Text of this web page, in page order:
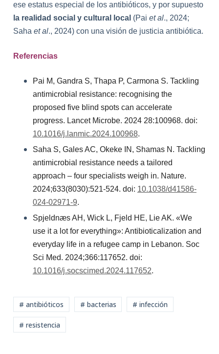
ese estatus especial de los antibióticos, y por supuesto
la realidad social y cultural local (Pai et al., 2024;
Saha et al., 2024) con una visión de justicia antibiótica.
Referencias
Pai M, Gandra S, Thapa P, Carmona S. Tackling
antimicrobial resistance: recognising the
proposed five blind spots can accelerate
progress. Lancet Microbe. 2024 28:100968. doi:
10.1016/j.lanmic.2024.100968.
Saha S, Gales AC, Okeke IN, Shamas N. Tackling
antimicrobial resistance needs a tailored
approach – four specialists weigh in. Nature.
2024;633(8030):521-524. doi: 10.1038/d41586-
024-02971-9.
Spjeldnæs AH, Wick L, Fjeld HE, Lie AK. «We
use it a lot for everything»: Antibioticalization and
everyday life in a refugee camp in Lebanon. Soc
Sci Med. 2024;366:117652. doi:
10.1016/j.socscimed.2024.117652.
# antibióticos # bacterias # infección
# resistencia